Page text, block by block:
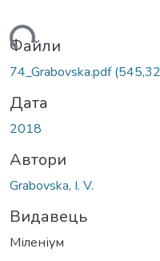
Файли
74_Grabovska.pdf
Дата
2018
Автори
Grabovska, I. V.
Видавець
Міленіум